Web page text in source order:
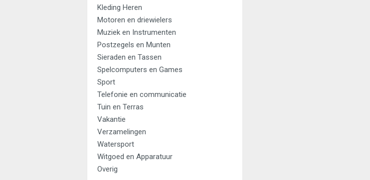
Kleding Heren
Motoren en driewielers
Muziek en Instrumenten
Postzegels en Munten
Sieraden en Tassen
Spelcomputers en Games
Sport
Telefonie en communicatie
Tuin en Terras
Vakantie
Verzamelingen
Watersport
Witgoed en Apparatuur
Overig